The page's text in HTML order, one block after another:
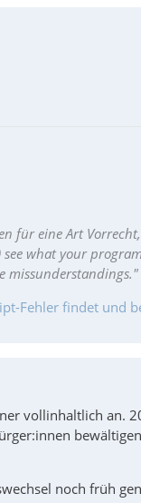
für eine Art
what your
missunderstandings."
Fehler findet und
vollinhaltlich an.
noch früh